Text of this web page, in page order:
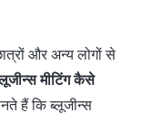
और अन्य लोगों से
मीटिंग कैसे
हैं कि ब्लूजीन्स